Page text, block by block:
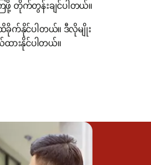
ဖို့ တိုက်တွန်းချင်ပါတယ်။
ခိုက်နိုင်ပါတယ်။ ဒီလိုမျိုး
ားနိုင်ပါတယ်။